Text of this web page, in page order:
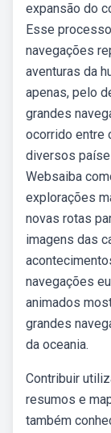
expansão do
Esse
navegações
aventuras da
apenas, pelo
grandes
ocorrido entre
diversos
Websaiba
explorações
novas rotas
imagens das
navegações
animados
grandes
da oceania.
Contribuir
resumos e
também